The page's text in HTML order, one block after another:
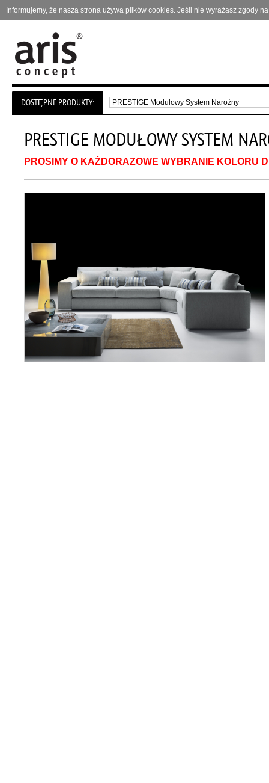
Informujemy, że nasza strona używa plików cookies. Jeśli nie wyrażasz zgody
DOSTĘPNE PRODUKTY:
PRESTIGE MODUŁOWY SYSTEM
PROSIMY O KAŻDORAZOWE WYBRANIE KOLORU